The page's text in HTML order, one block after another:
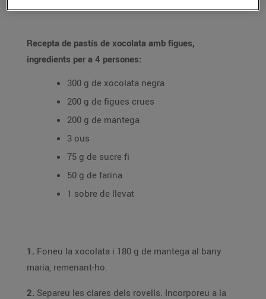
Recepta de pastís de xocolata amb figues,
ingredients per a 4 persones:
300 g de xocolata negra
200 g de figues crues
200 g de mantega
3 ous
75 g de sucre fi
50 g de farina
1 sobre de llevat
1. Foneu la xocolata i 180 g de mantega al bany
maria, remenant-ho.
2. Separeu les clares dels rovells. Incorporeu a la